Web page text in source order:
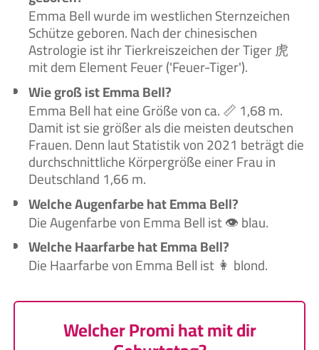
Emma Bell wurde im westlichen Sternzeichen
Schütze geboren. Nach der chinesischen
Astrologie ist ihr Tierkreiszeichen der Tiger 虎
mit dem Element Feuer ('Feuer-Tiger').
Wie groß ist Emma Bell?
Emma Bell hat eine Größe von ca. 📏 1,68 m.
Damit ist sie größer als die meisten deutschen
Frauen. Denn laut Statistik von 2021 beträgt die
durchschnittliche Körpergröße einer Frau in
Deutschland 1,66 m.
Welche Augenfarbe hat Emma Bell?
Die Augenfarbe von Emma Bell ist 👁️ blau.
Welche Haarfarbe hat Emma Bell?
Die Haarfarbe von Emma Bell ist 👩 blond.
Welcher Promi hat mit dir